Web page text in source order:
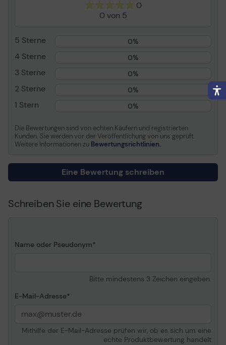
Verbrauchsmaterial
Drucktechnologie
Laser
HP Untermarke
LaserJet
Farbe
Magenta
Kapazität
Bis zu 5000 Seiten
0
0 von 5
5 Sterne 0%
4 Sterne 0%
3 Sterne 0%
2 Sterne 0%
1 Stern 0%
Die Bewertungen sind von echten Käufern und registrierten
Kunden. Sie werden vor der Veröffentlichung von uns geprüft.
Weitere Informationen zu Bewertungsrichtlinien.
Eine Bewertung schreiben
Schreiben Sie eine Bewertung
Name oder Pseudonym
Bitte mindestens 3 Zeichen eingeben.
E-Mail-Adresse
Mithilfe der E-Mail-Adresse prüfen wir, ob es sich um eine
echte Produktbewertung handelt